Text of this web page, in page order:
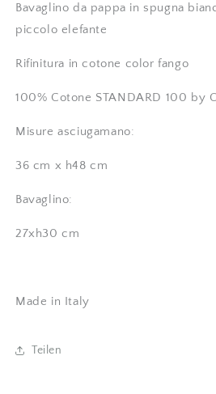
Bavaglino da pappa in spugna
piccolo elefante
Rifinitura in cotone color fango
100% Cotone STANDARD 100 by
Misure asciugamano:
36 cm x h48 cm
Bavaglino:
27xh30 cm
Made in Italy
Teilen